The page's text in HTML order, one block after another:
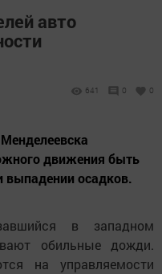
авто
641 0 0
движения быть
выпадении осадков.
в западном
обильные дожди.
на управляемости